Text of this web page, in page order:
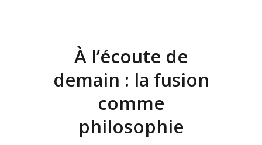
À l’écoute de
demain : la fusion
comme
philosophie